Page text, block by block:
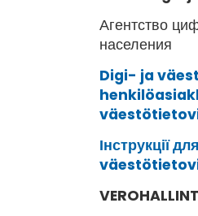
Агентство
населения
Digi- ja
Інструкції